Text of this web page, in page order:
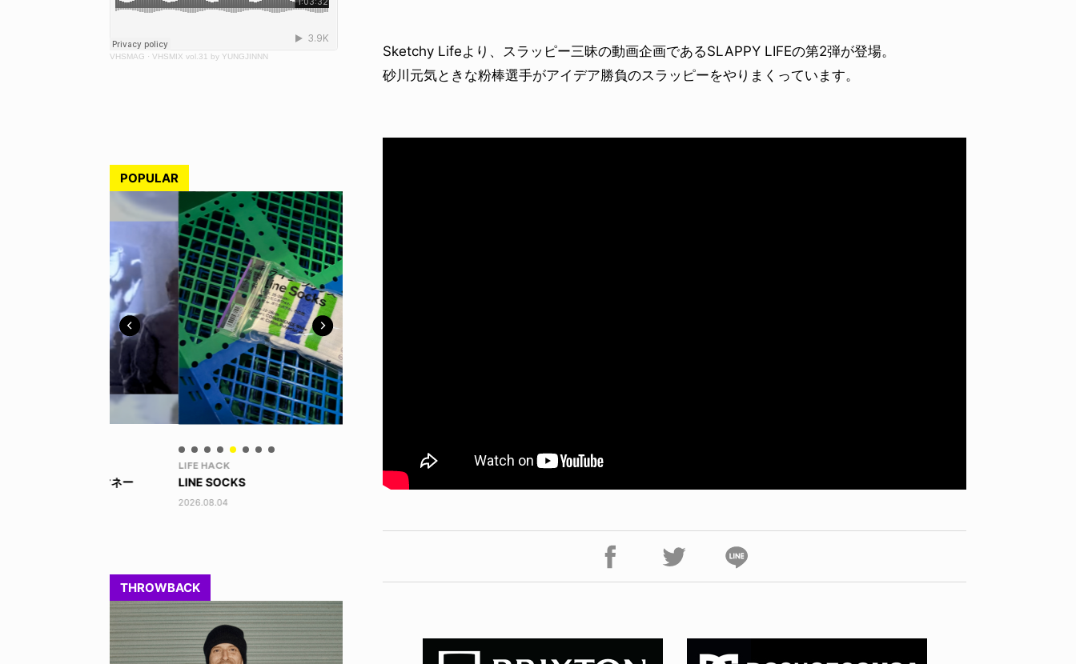
VHSMAG · VHSMIX vol.31 by YUNGJINNN
POPULAR
LINE SOCKS 150 WALLET
NEWS
THROWBACK
Sketchy Lifeより、スラッピー三昧の動画企画であるSLAPPY LIFEの第2弾が登場。
砂川元気ときな粉棒選手がアイデア勝負のスラッピーをやりまくっています。